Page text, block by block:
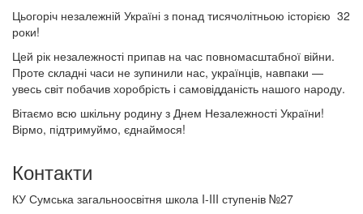
Цьогоріч незалежній Україні з понад тисячолітньою історією 32
роки!
Цей рік незалежності припав на час повномасштабної війни.
Проте складні часи не зупинили нас, українців, навпаки —
увесь світ побачив хоробрість і самовідданість нашого народу.
Вітаємо всю шкільну родину з Днем Незалежності України!
Вірмо, підтримуймо, єднаймося!
Контакти
КУ Сумська загальноосвітня школа I-III ступенів №27